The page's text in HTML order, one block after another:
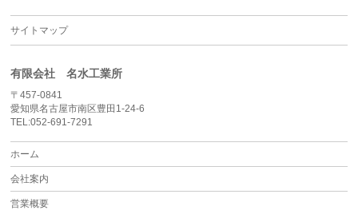
サイトマップ
有限会社 名水工業所
〒457-0841
愛知県名古屋市南区豊田1-24-6
TEL:052-691-7291
ホーム
会社案内
営業概要